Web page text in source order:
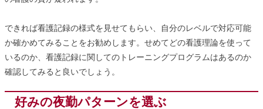
できれば看護記録の様式を見せてもらい、自分のレベルで対応可能
か確かめてみることをお勧めします。せめてどの看護理論を使って
いるのか、看護記録に関してのトレーニングプログラムはあるのか
確認してみると良いでしょう。
好みの夜勤パターンを選ぶ